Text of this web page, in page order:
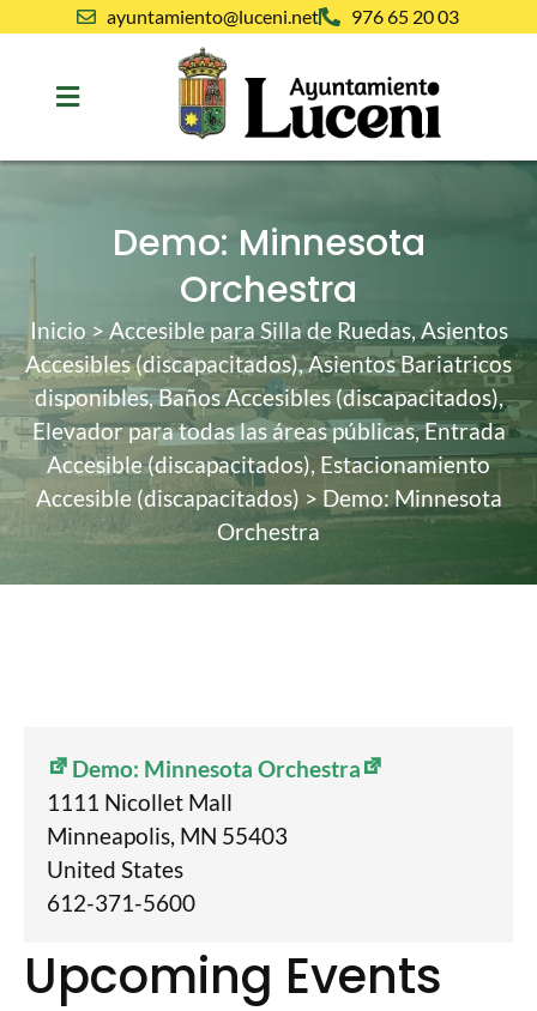
ayuntamiento@luceni.net 976 65 20 03
Demo: Minnesota
Orchestra
Inicio >Accesible para Silla de Ruedas, Asientos
Accesibles (discapacitados),Asientos Bariatricos
disponibles,Baños Accesibles (discapacitados),
Elevador para todas las áreas públicas,Entrada
Accesible (discapacitados), Estacionamiento
Accesible (discapacitados) > Demo: Minnesota
Orchestra
Demo: Minnesota Orchestra
1111 Nicollet Mall
Minneapolis, MN 55403
United States
612-371-5600
Upcoming Events